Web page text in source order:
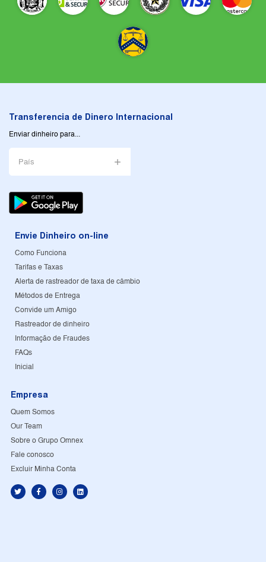
Transferencia de Dinero Internacional
Enviar dinheiro para...
País
Envie Dinheiro on-line
Como Funciona
Tarifas e Taxas
Alerta de rastreador de taxa de câmbio
Métodos de Entrega
Convide um Amigo
Rastreador de dinheiro
Informação de Fraudes
FAQs
Inicial
Empresa
Quem Somos
Our Team
Sobre o Grupo Omnex
Fale conosco
Excluir Minha Conta